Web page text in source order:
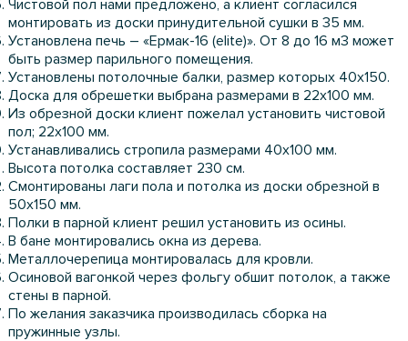
Чистовой пол нами предложено, а клиент согласился
монтировать из доски принудительной сушки в 35 мм.
Установлена печь – «Ермак-16 (elite)». От 8 до 16 м3 может
быть размер парильного помещения.
Установлены потолочные балки, размер которых 40х150.
Доска для обрешетки выбрана размерами в 22х100 мм.
Из обрезной доски клиент пожелал установить чистовой
пол; 22х100 мм.
Устанавливались стропила размерами 40х100 мм.
Высота потолка составляет 230 см.
Смонтированы лаги пола и потолка из доски обрезной в
50х150 мм.
Полки в парной клиент решил установить из осины.
В бане монтировались окна из дерева.
Металлочерепица монтировалась для кровли.
Осиновой вагонкой через фольгу обшит потолок, а также
стены в парной.
По желания заказчика производилась сборка на
пружинные узлы.